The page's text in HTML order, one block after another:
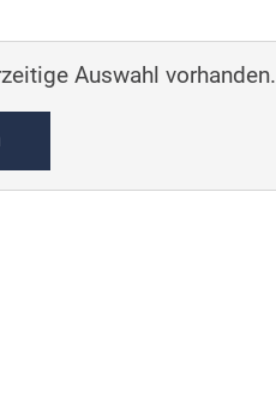
Auswahl vorhanden.